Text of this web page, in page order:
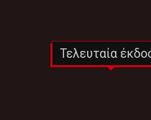
Τελευταία